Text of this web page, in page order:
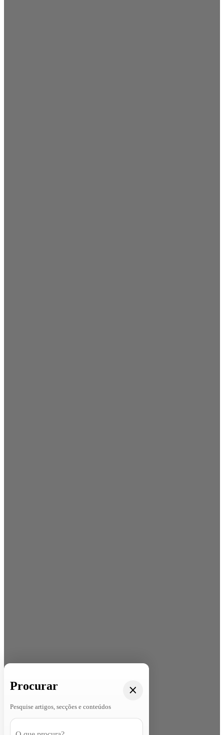
Procurar
Pesquise artigos, secções e conteúdos